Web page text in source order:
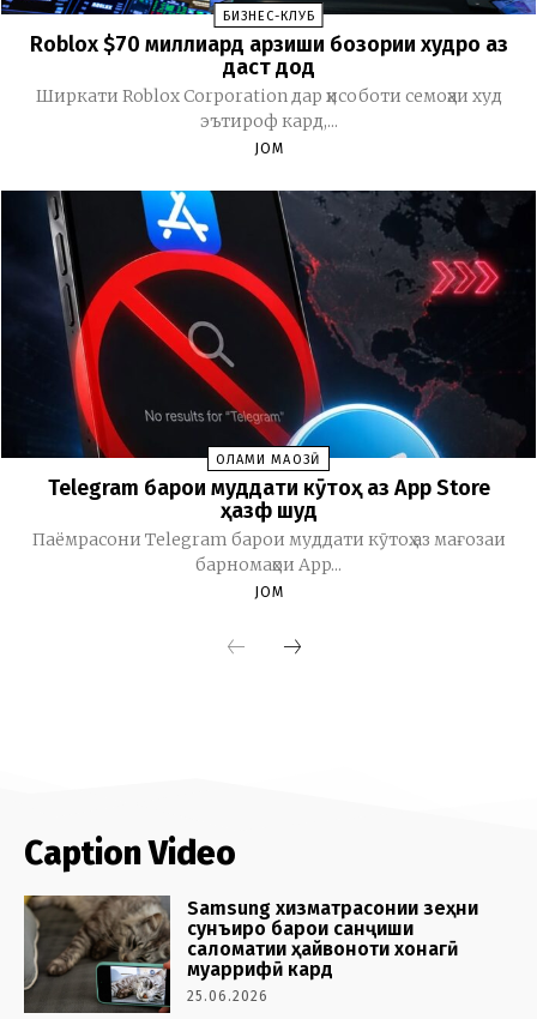
Caption Video
Samsung хизматрасонии зеҳни
сунъиро барои санҷиши
саломатии ҳайвоноти хонагӣ
муаррифӣ кард
25.06.2026